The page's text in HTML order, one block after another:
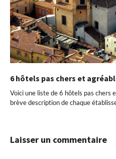
6 hôtels pas chers et
Voici une liste de 6 hôtels pas chers
brève description de chaque
Laisser un commentaire